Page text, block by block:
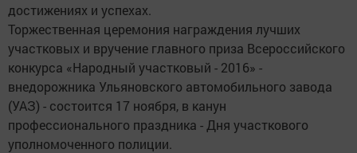
достижениях и успехах.
Торжественная церемония награждения лучших
участковых и вручение главного приза Всероссийского
конкурса «Народный участковый - 2016» -
внедорожника Ульяновского автомобильного завода
(УАЗ) - состоится 17 ноября, в канун
профессионального праздника - Дня участкового
уполномоченного полиции.